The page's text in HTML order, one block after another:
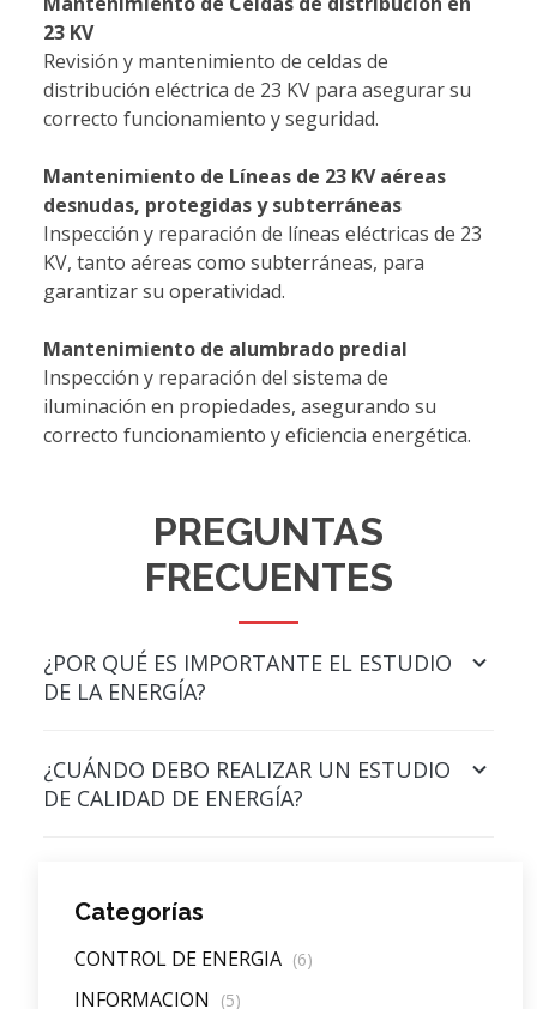
23 KV
Revisión y mantenimiento de celdas de
distribución eléctrica de 23 KV para asegurar su
correcto funcionamiento y seguridad.
Mantenimiento de Líneas de 23 KV aéreas
desnudas, protegidas y subterráneas
Inspección y reparación de líneas eléctricas de 23
KV, tanto aéreas como subterráneas, para
garantizar su operatividad.
Mantenimiento de alumbrado predial
Inspección y reparación del sistema de
iluminación en propiedades, asegurando su
correcto funcionamiento y eficiencia energética.
PREGUNTAS
FRECUENTES
¿POR QUÉ ES IMPORTANTE EL ESTUDIO
DE LA ENERGÍA?
¿CUÁNDO DEBO REALIZAR UN ESTUDIO
DE CALIDAD DE ENERGÍA?
Categorías
CONTROL DE ENERGIA (6)
INFORMACION (5)